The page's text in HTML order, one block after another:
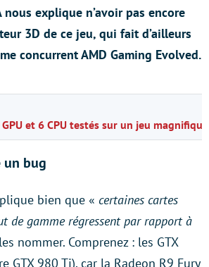
nous explique n’avoir pas encore
3D de ce jeu, qui fait d’ailleurs
concurrent AMD Gaming Evolved.
et 6 CPU testés sur un jeu
un bug
bien que « certaines cartes
de gamme régressent par rapport à
nommer. Comprenez : les GTX
GTX 980 Ti), car la Radeon R9 Fury